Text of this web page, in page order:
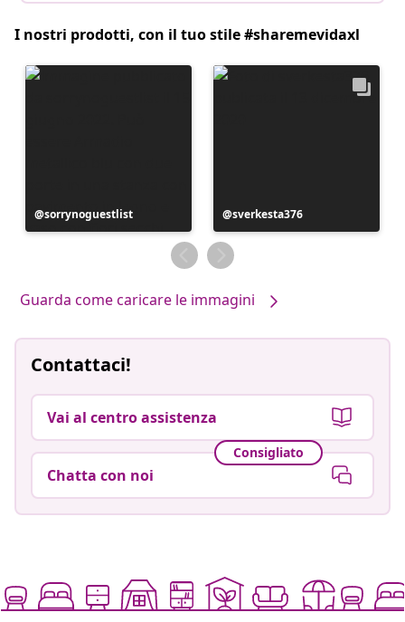
I nostri prodotti, con il tuo stile #sharemevidaxl
Post
pubblicato
sorrynoguestlist
Post
pubblicato
da
sverkesta376
Guarda come caricare le immagini
Contattaci!
Vai al centro assistenza
Consigliato
Chatta con noi